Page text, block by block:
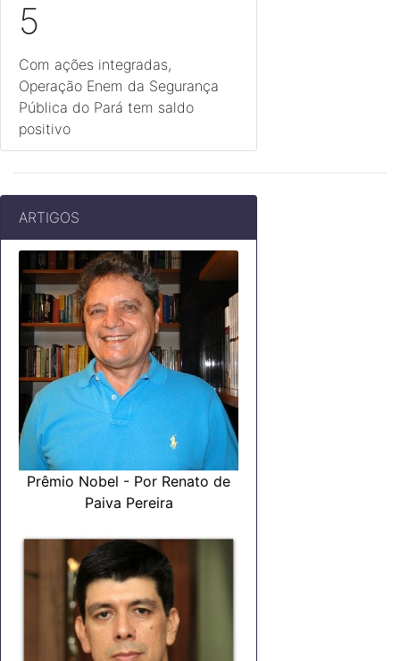
5
Com ações integradas,
Operação Enem da Segurança
Pública do Pará tem saldo
positivo
ARTIGOS
Prêmio Nobel - Por Renato de
Paiva Pereira